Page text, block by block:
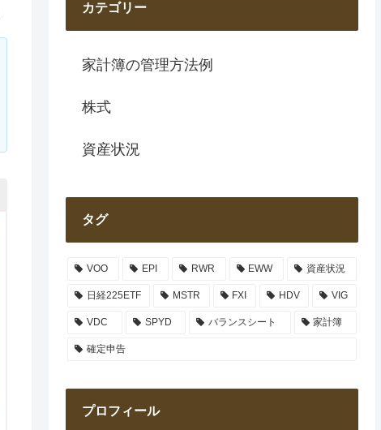
カテゴリー
家計簿の管理方法例
株式
資産状況
タグ
VOO EPI RWR EWW 資産状況
日経225ETF MSTR FXI HDV VIG
VDC SPYD バランスシート 家計簿
確定申告
プロフィール